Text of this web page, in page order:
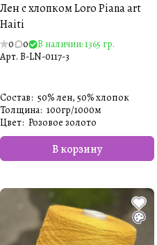
Лен с хлопком Loro Piana art
Haiti
0 0
В наличии: 1365 гр.
Арт. B-LN-0117-3
В корзину
Состав: 50% лен, 50% хлопок
Толщина: 100гр/1000м
Цвет: Розовое золото